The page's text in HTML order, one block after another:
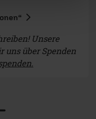
Unsere
uns über Spenden